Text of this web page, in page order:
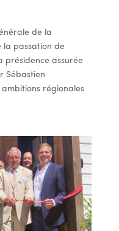
de la
la passation de
présidence assurée
Sébastien
régionales